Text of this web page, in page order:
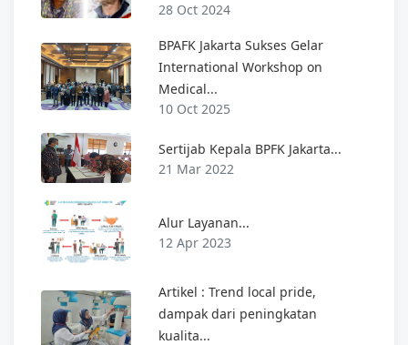
28 Oct 2024
BPAFK Jakarta Sukses Gelar
International Workshop on
Medical...
10 Oct 2025
Sertijab Kepala BPFK Jakarta...
21 Mar 2022
Alur Layanan...
12 Apr 2023
Artikel : Trend local pride,
dampak dari peningkatan
kualita...